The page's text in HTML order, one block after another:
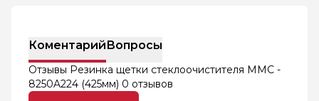
КоментарийВопросы
Отзывы Резинка щетки стеклоочистителя MMC -
8250A224 (425мм) 0 отзывов